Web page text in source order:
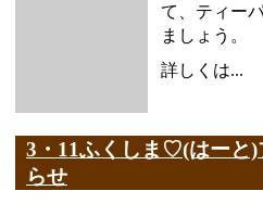
て、ティー
ましょう。
詳しくは...
3・11ふくしま♡(はーと)
らせ